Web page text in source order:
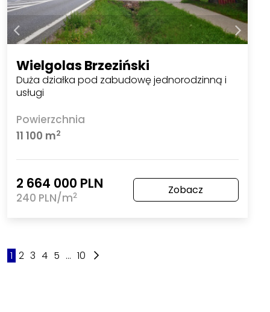
Wielgolas Brzeziński
Duża działka pod zabudowę jednorodzinną i
usługi
Powierzchnia
11 100 m2
2 664 000 PLN
240 PLN/m2 Zobacz
1 2 3 4 5 ... 10